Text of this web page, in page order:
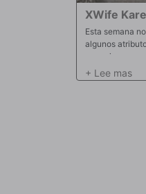
XWife
Esta semana
algunos
conocimos un
aceite gotea
conocimos,
oreja. A partir
polla en
de recibir una